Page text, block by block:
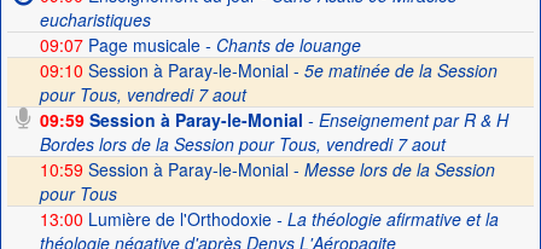
eucharistiques
09:07Page musicale- Chants de louange
09:10 Session à Paray-le-Monial - 5e matinée de la Session
pour Tous, vendredi 7 aout
09:59Session à Paray-le-Monial - Enseignement par R & H
Bordes lors de la Session pour Tous, vendredi 7 aout
10:59 Session à Paray-le-Monial - Messe lors de la Session
pour Tous
13:00 Lumière de l'Orthodoxie- La théologie afirmative et la
théologie négative d'après Denys L'Aéropagite